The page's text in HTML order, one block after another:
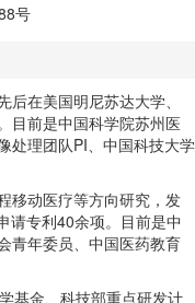
号
在美国明尼苏达大学、
目前是中国科学院苏州医
处理团队PI 、中国科技大学
移动医疗等方向研究，发
请专利40余项。目前是中
青年委员、中国医药教育
基金、科技部重点研发计